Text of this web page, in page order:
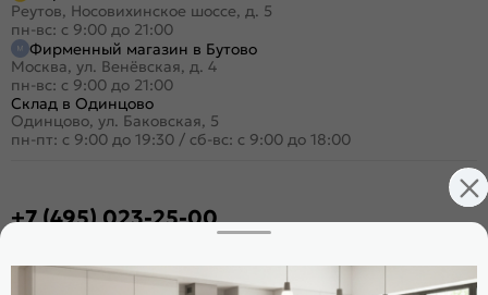
Реутов, Носовихинское шоссе, д. 5
пн-вс: с 9:00 до 21:00
Фирменный магазин в Бутово
Москва, ул. Венёвская, д. 4
пн-вс: с 9:00 до 21:00
Склад в Одинцово
Одинцово, ул. Баковская, 5
пн-пт: с 9:00 до 19:30 / сб-вс: с 9:00 до 18:00
+7 (495) 023-25-00
Стать дилером